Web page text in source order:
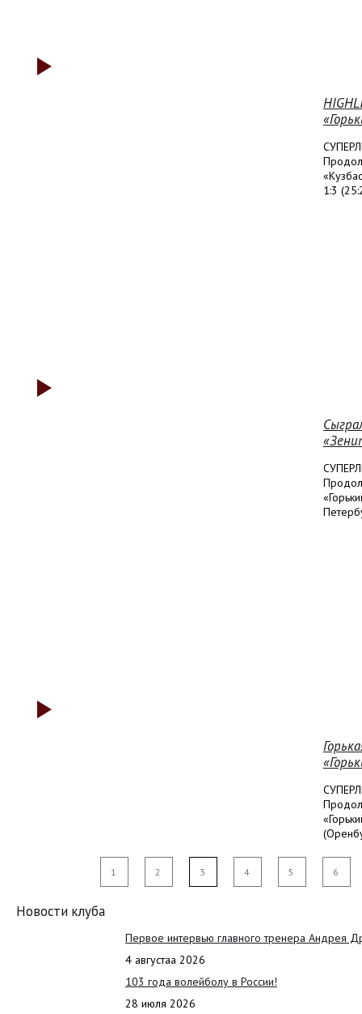
1:3
1 2 3 4 5 6
Новости клуба
Первое интервью главного тренера Андрея
4 августаа 2026
103 года волейболу в России!
28 июля 2026